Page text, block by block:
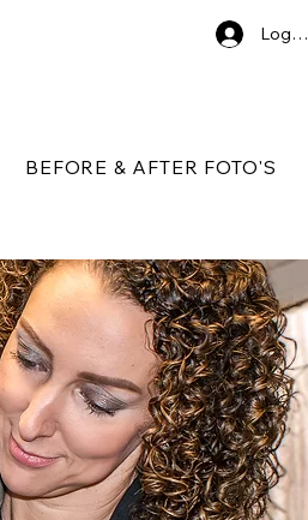
Log In
BEFORE & AFTER FOTO'S